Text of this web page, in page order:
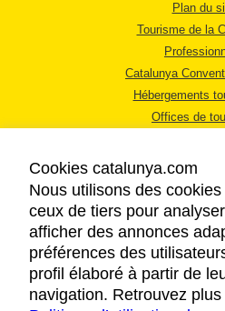
Plan du
Tourisme de la
Catalunya
Hébergements
Offices de
MENTIONS
RÈGLES DE
Cookies catalunya.com
Nous utilisons des
ceux de tiers pour
afficher des annonces
préférences des
profil élaboré à partir de
navigation. Retrouvez